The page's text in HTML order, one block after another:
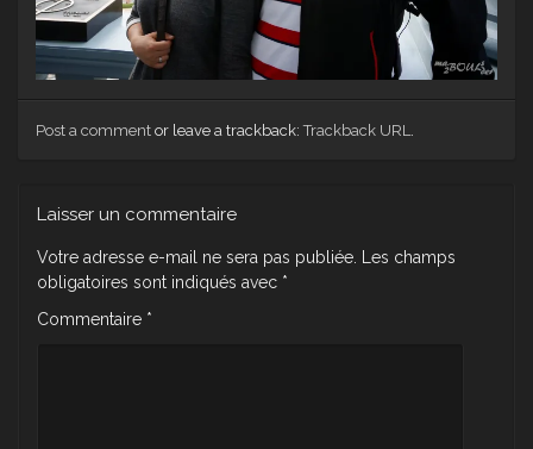
Post a comment or leave a trackback:Trackback URL.
Laisser un commentaire
Votre adresse e-mail ne sera pas publiée. Les champs
obligatoires sont indiqués avec *
Commentaire *